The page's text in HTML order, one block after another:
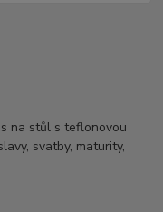
na stůl s teflonovou
svatby, maturity,